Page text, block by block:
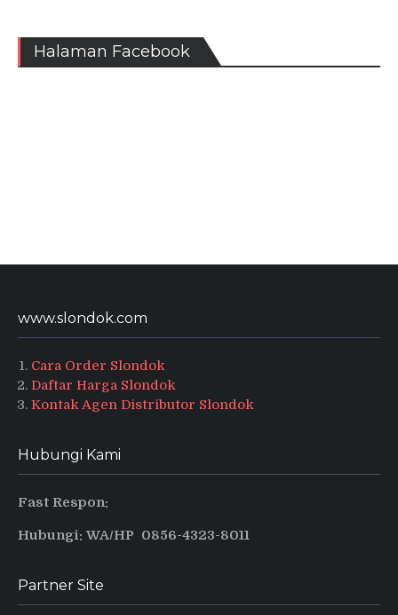
Halaman Facebook
www.slondok.com
Cara Order Slondok
Daftar Harga Slondok
Kontak Agen Distributor Slondok
Hubungi Kami
Fast Respon:
Hubungi: WA/HP 0856-4323-8011
Partner Site